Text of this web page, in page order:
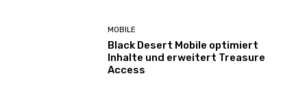
MOBILE
Black Desert Mobile optimiert
Inhalte und erweitert Treasure
Access